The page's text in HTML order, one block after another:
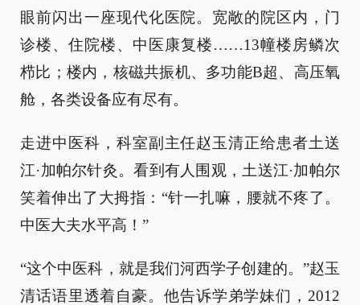
眼前闪出一座现代化医院。宽敞的院区内，门
诊楼、住院楼、中医康复楼……13幢楼房鳞次
栉比；楼内，核磁共振机、多功能B超、高压氧
舱，各类设备应有尽有。
走进中医科，科室副主任赵玉清正给患者土送
江·加帕尔针灸。看到有人围观，土送江·加帕尔
笑着伸出了大拇指：“针一扎嘛，腰就不疼了。
中医大夫水平高！”
“这个中医科，就是我们河西学子创建的。”赵玉
清话语里透着自豪。他告诉学弟学妹们，2012